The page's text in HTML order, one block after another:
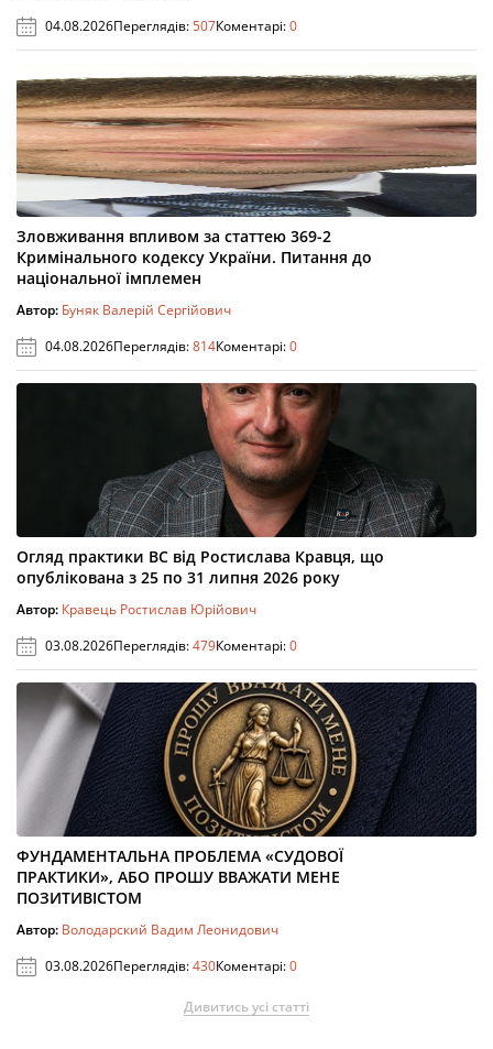
04.08.2026Переглядів:507Коментарі:0
Зловживання впливом за статтею 369-2
Кримінального кодексу України. Питання до
національної імплемен
Автор: Буняк Валерій Сергійович
04.08.2026Переглядів:814Коментарі:0
Огляд практики ВС від Ростислава Кравця, що
опублікована з 25 по 31 липня 2026 року
Автор: Кравець Ростислав Юрійович
03.08.2026Переглядів:479Коментарі:0
ФУНДАМЕНТАЛЬНА ПРОБЛЕМА «СУДОВОЇ
ПРАКТИКИ», АБО ПРОШУ ВВАЖАТИ МЕНЕ
ПОЗИТИВІСТОМ
Автор: Володарский Вадим Леонидович
03.08.2026Переглядів:430Коментарі:0
Дивитись усі статті